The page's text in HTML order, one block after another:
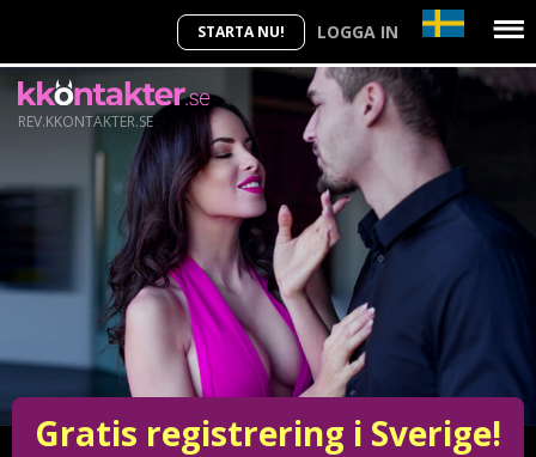
STARTA NU! LOGGA IN
REV.KKONTAKTER.SE
Gratis registrering i Sverige!